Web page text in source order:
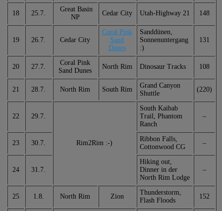
18 25.7.
Great Basin
NP
Cedar City Utah-Highway 21 148
19 26.7. Cedar City
Coral Pink
Sand
Dunes
Sanddünen,
Sonnenuntergang
:)
131
20 27.7.
Coral Pink
Sand Dunes
North Rim Dinosaur Tracks 108
21 28.7. North Rim South Rim
Grand Canyon
Shuttle
(220)
22 29.7.
Rim2Rim :-)
South Kaibab
Trail, Phantom
Ranch
–
23 30.7.
Ribbon Falls,
Cottonwood CG
–
24 31.7.
Hiking out,
Dinner in der
North Rim Lodge
–
25 1.8. North Rim Zion
Thunderstorm,
Flash Floods
152